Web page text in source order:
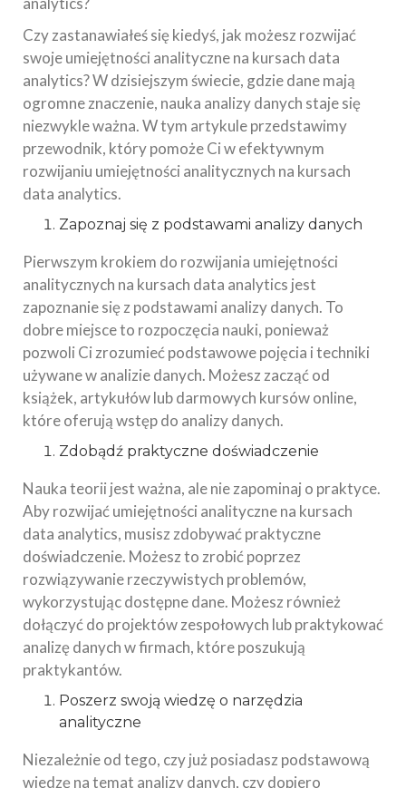
Czy zastanawiałeś się kiedyś, jak możesz rozwijać
swoje umiejętności analityczne na kursach data
analytics? W dzisiejszym świecie, gdzie dane mają
ogromne znaczenie, nauka analizy danych staje się
niezwykle ważna. W tym artykule przedstawimy
przewodnik, który pomoże Ci w efektywnym
rozwijaniu umiejętności analitycznych na kursach
data analytics.
Zapoznaj się z podstawami analizy danych
Pierwszym krokiem do rozwijania umiejętności
analitycznych na kursach data analytics jest
zapoznanie się z podstawami analizy danych. To
dobre miejsce to rozpoczęcia nauki, ponieważ
pozwoli Ci zrozumieć podstawowe pojęcia i techniki
używane w analizie danych. Możesz zacząć od
książek, artykułów lub darmowych kursów online,
które oferują wstęp do analizy danych.
Zdobądź praktyczne doświadczenie
Nauka teorii jest ważna, ale nie zapominaj o praktyce.
Aby rozwijać umiejętności analityczne na kursach
data analytics, musisz zdobywać praktyczne
doświadczenie. Możesz to zrobić poprzez
rozwiązywanie rzeczywistych problemów,
wykorzystując dostępne dane. Możesz również
dołączyć do projektów zespołowych lub praktykować
analizę danych w firmach, które poszukują
praktykantów.
Poszerz swoją wiedzę o narzędzia
analityczne
Niezależnie od tego, czy już posiadasz podstawową
wiedzę na temat analizy danych, czy dopiero